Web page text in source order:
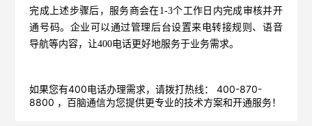
完成上述步骤后，服务商会在1-3个工作日内完成审核并开
通号码。企业可以通过管理后台设置来电转接规则、语音
导航等内容，让400电话更好地服务于业务需求。
如果您有400电话办理需求，请拨打热线： 400-870-
8800 ，百脑通信为您提供更专业的技术方案和开通服务！